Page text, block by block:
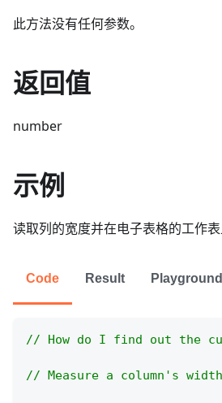
此方法没有任何参数。
返回值
number
示例
读取列的宽度并在电子表格的工作表
Code Result Playground
// How do I find out the
// Measure a column's